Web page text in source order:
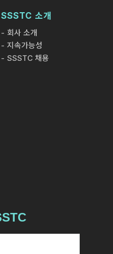
SSSTC 소개
회사 소개
지속가능성
SSSTC 채용